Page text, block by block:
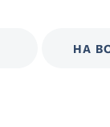
НА